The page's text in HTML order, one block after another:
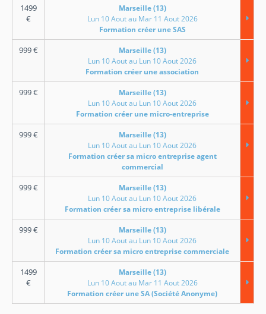
1499
€
Marseille (13)
Lun 10 Aout au Mar 11 Aout 2026
Formation créer une SAS
999€
Marseille (13)
Lun 10 Aout au Lun 10 Aout 2026
Formation créer une association
999€
Marseille (13)
Lun 10 Aout au Lun 10 Aout 2026
Formation créer une micro-entreprise
999€
Marseille (13)
Lun 10 Aout au Lun 10 Aout 2026
Formation créer sa micro entreprise agent
commercial
999€
Marseille (13)
Lun 10 Aout au Lun 10 Aout 2026
Formation créer sa micro entreprise libérale
999€
Marseille (13)
Lun 10 Aout au Lun 10 Aout 2026
Formation créer sa micro entreprise commerciale
1499
€
Marseille (13)
Lun 10 Aout au Mar 11 Aout 2026
Formation créer une SA (Société Anonyme)